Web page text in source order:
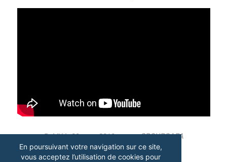
29 mars 2019
/ parGROUPCAPA
En poursuivant votre navigation sur ce site,
vous acceptez l’utilisation de cookies pour